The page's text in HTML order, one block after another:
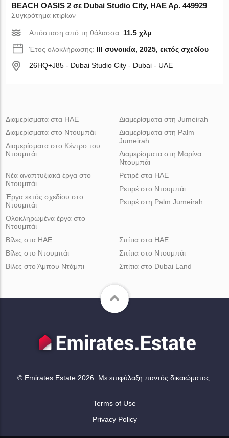
BEACH OASIS 2 σε Dubai Studio City, ΗΑΕ Αρ. 449929
Συγκρότημα κτιρίων
Απόσταση από τη θάλασσα: 11.5 χλμ
Έτος ολοκλήρωσης: III συνοικία, 2025, εκτός σχεδίου
26HQ+J85 - Dubai Studio City - Dubai - UAE
Διαμερίσματα στα ΗΑΕ
Διαμερίσματα στο Ντουμπάι
Διαμερίσματα στο Κέντρο του
Ντουμπάι
Διαμερίσματα στη Jumeirah
Διαμερίσματα στη Palm
Jumeirah
Διαμερίσματα στη Μαρίνα
Ντουμπάι
Νέα αναπτυξιακά έργα στο
Ντουμπάι
Έργα εκτός σχεδίου στο
Ντουμπάι
Ολοκληρωμένα έργα στο
Ντουμπάι
Ρετιρέ στα ΗΑΕ
Ρετιρέ στο Ντουμπάι
Ρετιρέ στη Palm Jumeirah
Βίλες στα ΗΑΕ
Βίλες στο Ντουμπάι
Βίλες στο Άμπου Ντάμπι
Σπίτια στα ΗΑΕ
Σπίτια στο Ντουμπάι
Σπίτια στο Dubai Land
© Emirates.Estate 2026. Με επιφύλαξη παντός δικαιώματος.
Terms of Use
Privacy Policy